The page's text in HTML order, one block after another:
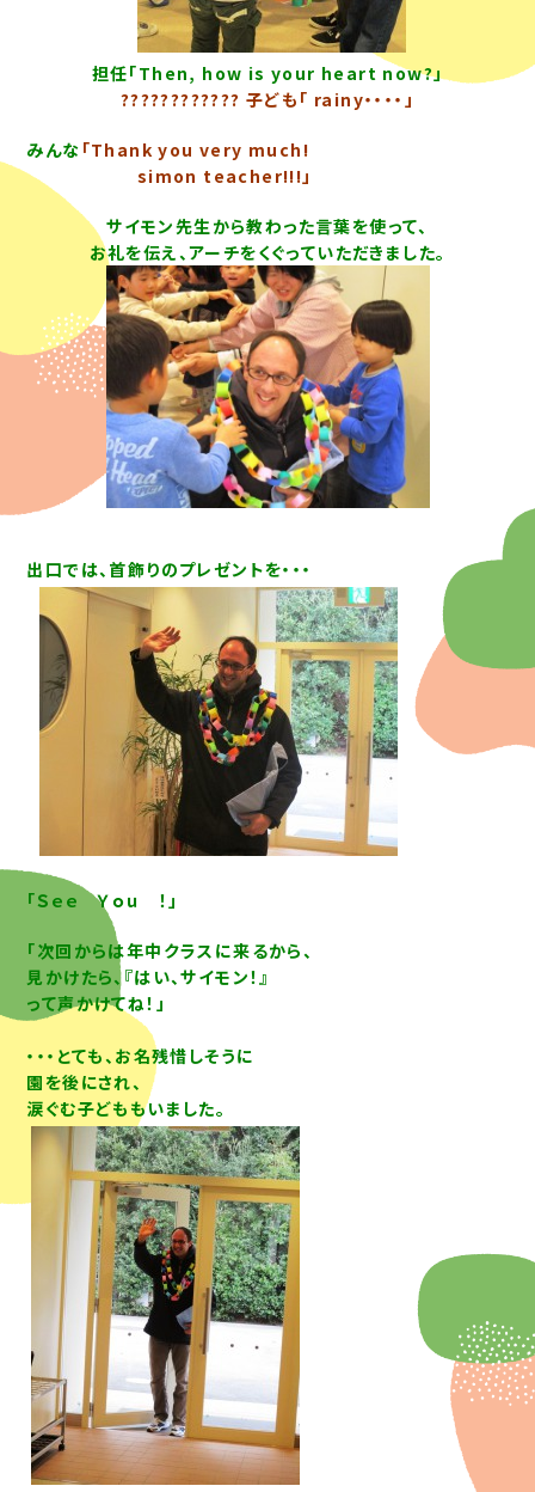
担任「Then, how is your heart now?」
???????????? 子ども「 rainy・・・・」
みんな 「Thank you very much!
simon teacher!!!」
サイモン先生から教わった言葉を使って、
お礼を伝え、アーチをくぐっていただきました。
出口では、首飾りのプレゼントを・・・
「Ｓｅｅ Ｙｏｕ ！」
「次回からは年中クラスに来るから、
見かけたら、『はい、サイモン！』
って声かけてね！」
・・・とても、お名残惜しそうに
園を後にされ、
涙ぐむ子どももいました。